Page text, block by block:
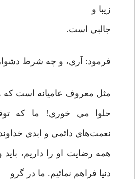
زيبا و
جالبي است.
فرمود: آري، و چه شرط
مثل معروف عاميانه است که
حلوا مي خوري! ما که
نعمت‌هاي دائمي و ابدي خداوند
همه رضايت او را داريم،
دنيا فراهم نمائيم. ما در گرو